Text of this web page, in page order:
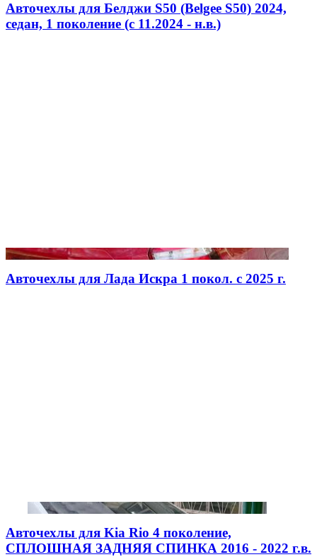
Авточехлы для Белджи S50 (Belgee S50) 2024,
седан, 1 поколение (c 11.2024 - н.в.)
Авточехлы для Лада Искра 1 покол. с 2025 г.
Авточехлы для Kia Rio 4 поколение,
СПЛОШНАЯ ЗАДНЯЯ СПИНКА 2016 - 2022 г.в.